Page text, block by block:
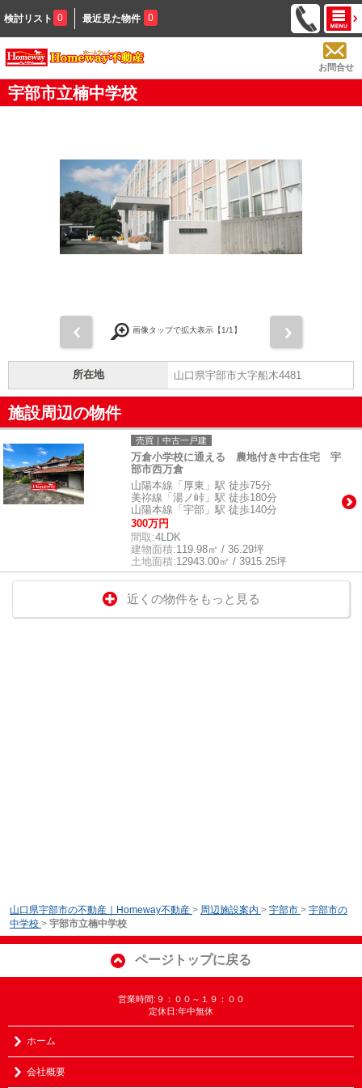
検討リスト 0 最近見た物件 0
お問合せ
宇部市立楠中学校
画像タップで拡大表示【1/1】
所在地 山口県宇部市大字船木4481
施設周辺の物件
売買｜中古一戸建
万倉小学校に通える 農地付き中古住宅 宇
部市西万倉
山陽本線「厚東」駅 徒歩75分
美祢線「湯ノ峠」駅 徒歩180分
山陽本線「宇部」駅 徒歩140分
300万円
間取:4LDK
建物面積:119.98㎡ / 36.29坪
土地面積:12943.00㎡ / 3915.25坪
近くの物件をもっと見る
山口県宇部市の不動産｜Homeway不動産 > 周辺施設案内 > 宇部市 > 宇部市の
中学校 > 宇部市立楠中学校
ページトップに戻る
営業時間:９：００～１９：００
定休日:年中無休
ホーム
会社概要